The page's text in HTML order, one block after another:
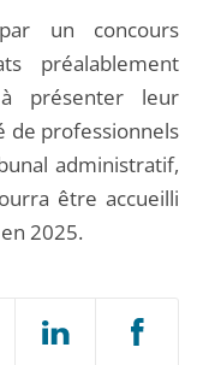
un concours
préalablement
présenter leur
de professionnels
administratif,
être accueilli
2025.